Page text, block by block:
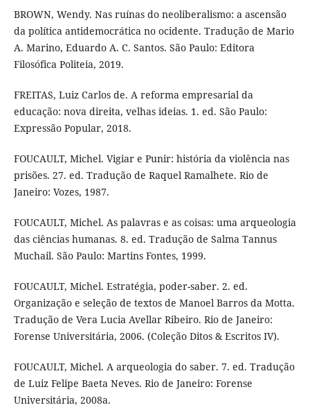
BROWN, Wendy. Nas ruínas do neoliberalismo: a ascensão
da política antidemocrática no ocidente. Tradução de Mario
A. Marino, Eduardo A. C. Santos. São Paulo: Editora
Filosófica Politeia, 2019.
FREITAS, Luiz Carlos de. A reforma empresarial da
educação: nova direita, velhas ideias. 1. ed. São Paulo:
Expressão Popular, 2018.
FOUCAULT, Michel. Vigiar e Punir: história da violência nas
prisões. 27. ed. Tradução de Raquel Ramalhete. Rio de
Janeiro: Vozes, 1987.
FOUCAULT, Michel. As palavras e as coisas: uma arqueologia
das ciências humanas. 8. ed. Tradução de Salma Tannus
Muchail. São Paulo: Martins Fontes, 1999.
FOUCAULT, Michel. Estratégia, poder-saber. 2. ed.
Organização e seleção de textos de Manoel Barros da Motta.
Tradução de Vera Lucia Avellar Ribeiro. Rio de Janeiro:
Forense Universitária, 2006. (Coleção Ditos & Escritos IV).
FOUCAULT, Michel. A arqueologia do saber. 7. ed. Tradução
de Luiz Felipe Baeta Neves. Rio de Janeiro: Forense
Universitária, 2008a.